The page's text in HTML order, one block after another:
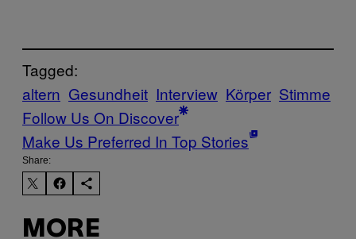
Tagged:
altern Gesundheit Interview Körper Stimme
Follow Us On Discover
Make Us Preferred In Top Stories
Share:
MORE